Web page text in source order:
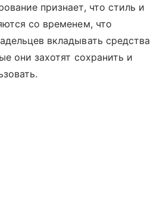
признает, что стиль и
со временем, что
вкладывать средства
они захотят сохранить и